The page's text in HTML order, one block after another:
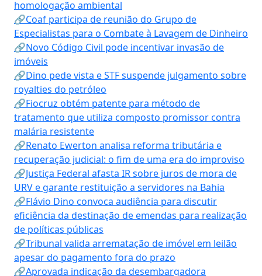
homologação ambiental
🔗Coaf participa de reunião do Grupo de
Especialistas para o Combate à Lavagem de Dinheiro
🔗Novo Código Civil pode incentivar invasão de
imóveis
🔗Dino pede vista e STF suspende julgamento sobre
royalties do petróleo
🔗Fiocruz obtém patente para método de
tratamento que utiliza composto promissor contra
malária resistente
🔗Renato Ewerton analisa reforma tributária e
recuperação judicial: o fim de uma era do improviso
🔗Justiça Federal afasta IR sobre juros de mora de
URV e garante restituição a servidores na Bahia
🔗Flávio Dino convoca audiência para discutir
eficiência da destinação de emendas para realização
de políticas públicas
🔗Tribunal valida arrematação de imóvel em leilão
apesar do pagamento fora do prazo
🔗Aprovada indicação da desembargadora